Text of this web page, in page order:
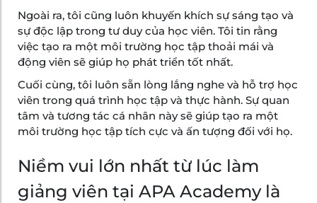
Ngoài ra, tôi cũng luôn khuyến khích sự sáng tạo và
sự độc lập trong tư duy của học viên. Tôi tin rằng
việc tạo ra một môi trường học tập thoải mái và
động viên sẽ giúp họ phát triển tốt nhất.
Cuối cùng, tôi luôn sẵn lòng lắng nghe và hỗ trợ học
viên trong quá trình học tập và thực hành. Sự quan
tâm và tương tác cá nhân này sẽ giúp tạo ra một
môi trường học tập tích cực và ấn tượng đối với họ.
Niềm vui lớn nhất từ lúc làm
giảng viên tại APA Academy là